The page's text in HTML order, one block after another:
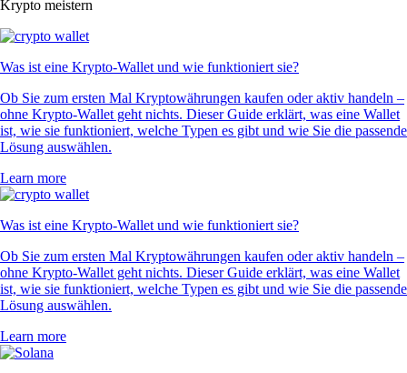
Krypto meistern
Was ist eine Krypto-Wallet und wie funktioniert sie?
Ob Sie zum ersten Mal Kryptowährungen kaufen oder aktiv handeln –
ohne Krypto-Wallet geht nichts. Dieser Guide erklärt, was eine Wallet
ist, wie sie funktioniert, welche Typen es gibt und wie Sie die passende
Lösung auswählen.
Learn more
Was ist eine Krypto-Wallet und wie funktioniert sie?
Ob Sie zum ersten Mal Kryptowährungen kaufen oder aktiv handeln –
ohne Krypto-Wallet geht nichts. Dieser Guide erklärt, was eine Wallet
ist, wie sie funktioniert, welche Typen es gibt und wie Sie die passende
Lösung auswählen.
Learn more